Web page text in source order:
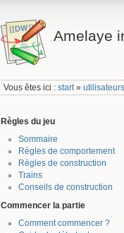
Amelaye
Vous êtes ici :start»utilisateurs
Règles du jeu
Sommaire
Règles de comportement
Règles de construction
Trains
Conseils de construction
Commencer la partie
Comment commencer ?